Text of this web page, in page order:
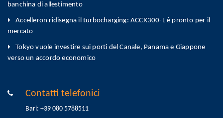
banchina di allestimento
Accelleron ridisegna il turbocharging: ACCX300-L è pronto per il
mercato
Tokyo vuole investire sui porti del Canale, Panama e Giappone
verso un accordo economico
Contatti telefonici
Bari: +39 080 5788511